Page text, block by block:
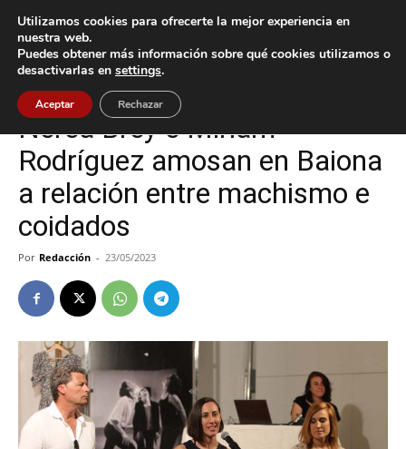
Inicio Baiona
Baiona Cultura / Ocio
Nerea Brey e Miriam
Rodríguez amosan en Baiona
a relación entre machismo e
coidados
Por Redacción - 23/05/2023
Utilizamos cookies para ofrecerte la mejor experiencia en
nuestra web.
Puedes obtener más información sobre qué cookies utilizamos o
desactivarlas en settings.
Aceptar Rechazar